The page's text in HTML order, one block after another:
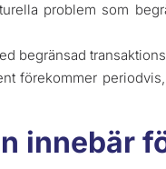
problem som
begränsad
förekommer
innebär